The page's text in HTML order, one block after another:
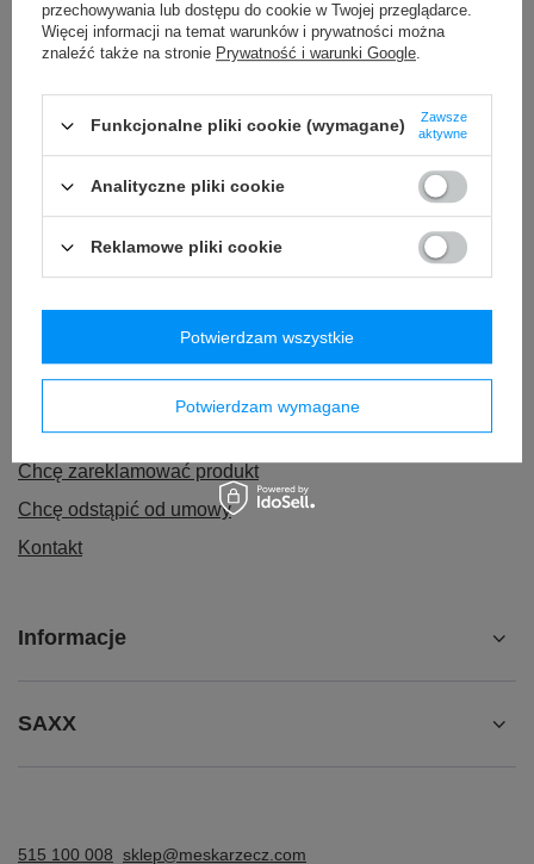
29,00 zł / szt.
okresie 30 dni przed
72,00 zł -59%
+ Dodaj do porównania
29,00 zł / szt.
okresie 30 dni przed
wprowadzeniem obniżki:
72,00 zł
-59%
+ Dodaj do porównania
Śledzenie przesyłki
Chcę zareklamować produkt
Chcę odstąpić od umowy
Kontakt
Informacje
SAXX
515 100 008 sklep@meskarzecz.com
przechowywania lub dostępu do cookie w Twojej przeglądarce.
Więcej informacji na temat warunków i prywatności można
znaleźć także na stronie Prywatność i warunki Google.
Funkcjonalne pliki cookie (wymagane)
Zawsze
aktywne
Analityczne pliki cookie
Reklamowe pliki cookie
Potwierdzam wymagane
Potwierdzam wszystkie